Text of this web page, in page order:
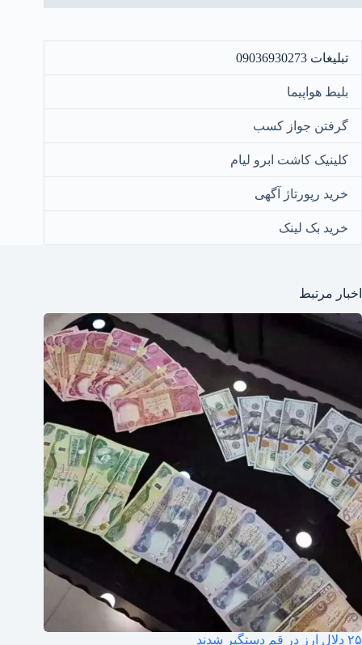
تبلیغات 09036930273
بلیط هواپیما
گرفتن جواز کسب
کلینیک کاشت ابرو لیام
خرید رپورتاژ آگهی
خرید بک لینک
اخبار مرتبط
۲۵ دلال ارز در قم دستگیر شدند